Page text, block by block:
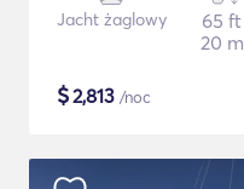
Jacht żaglowy
65 ft
20 m
$2,813 /noc